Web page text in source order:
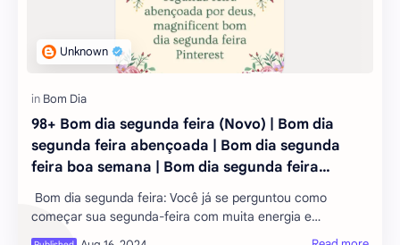
98+ Bom dia segunda feira (Novo) | Bom dia
segunda feira abençoada | Bom dia segunda
feira boa semana | Bom dia segunda feira
abençoada por deus | magnificent Bom dia
segunda feira Pinterest
Bom dia segunda feira: Você já se perguntou como
começar sua segunda-feira com muita energia e
positividade? Bem, você veio ao lugar certo! Neste post,